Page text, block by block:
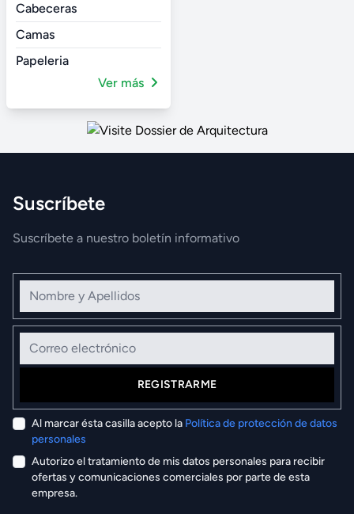
Cabeceras
Camas
Papeleria
Ver más
Suscríbete
Suscríbete a nuestro boletín informativo
Nombre y Apellidos
Correo electrónico
REGISTRARME
Al marcar ésta casilla acepto la Política de protección de datos
personales
Autorizo el tratamiento de mis datos personales para recibir
ofertas y comunicaciones comerciales por parte de esta
empresa.